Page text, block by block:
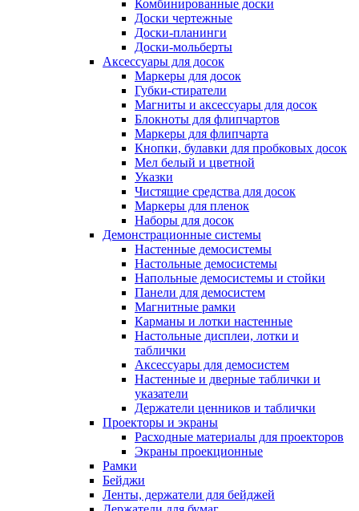
Комбинированные доски
Доски чертежные
Доски-планинги
Доски-мольберты
Аксессуары для досок
Маркеры для досок
Губки-стиратели
Магниты и аксессуары для досок
Блокноты для флипчартов
Маркеры для флипчарта
Кнопки, булавки для пробковых досок
Мел белый и цветной
Указки
Чистящие средства для досок
Маркеры для пленок
Наборы для досок
Демонстрационные системы
Настенные демосистемы
Настольные демосистемы
Напольные демосистемы и стойки
Панели для демосистем
Магнитные рамки
Карманы и лотки настенные
Настольные дисплеи, лотки и
таблички
Аксессуары для демосистем
Настенные и дверные таблички и
указатели
Держатели ценников и таблички
Проекторы и экраны
Расходные материалы для проекторов
Экраны проекционные
Рамки
Бейджи
Ленты, держатели для бейджей